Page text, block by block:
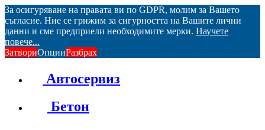
За осигуряване на правата ви по GDPR, молим за Вашето
съгласие. Ние се грижим за сигурността на Вашите лични
данни и сме предприели необходимите мерки. Научете
повече...
ЗатвориОпцииРазбрах
Автосервиз
Бетон